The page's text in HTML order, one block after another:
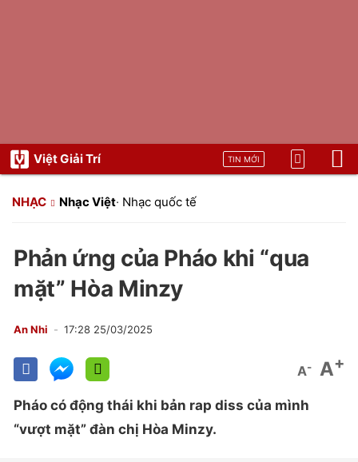
Việt Giải Trí TIN MỚI
NHẠC Nhạc Việt· Nhạc quốc tế
Phản ứng của Pháo khi “qua
mặt” Hòa Minzy
An Nhi 17:28 25/03/2025
A- A+
Pháo có động thái khi bản rap diss của mình
“vượt mặt” đàn chị Hòa Minzy.